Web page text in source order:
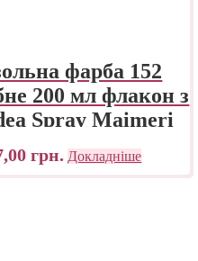
фарба 152
200 мл флакон з
Spray Maimeri
грн. Докладніше